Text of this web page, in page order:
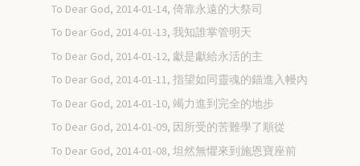
To Dear God, 2014-01-14, 倚靠永遠的大祭司
To Dear God, 2014-01-13, 我知誰掌管明天
To Dear God, 2014-01-12, 獻是獻給永活的主
To Dear God, 2014-01-11, 指望如同靈魂的錨進入幔內
To Dear God, 2014-01-10, 竭力進到完全的地步
To Dear God, 2014-01-09, 因所受的苦難學了順從
To Dear God, 2014-01-08, 坦然無懼來到施恩寶座前